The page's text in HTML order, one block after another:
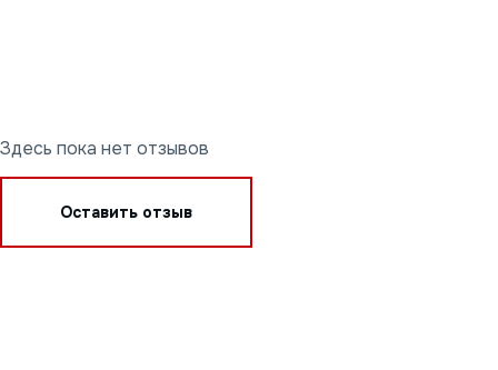
Здесь пока нет отзывов
Оставить отзыв